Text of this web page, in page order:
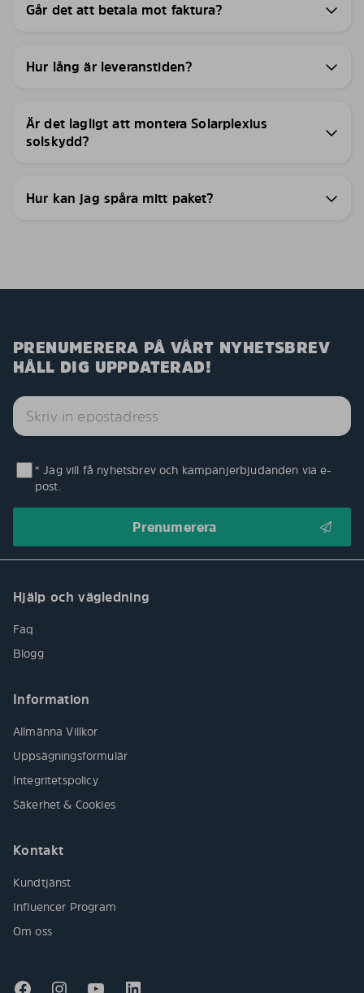
Går det att betala mot faktura?
Hur lång är leveranstiden?
Är det lagligt att montera Solarplexius
solskydd?
Hur kan jag spåra mitt paket?
PRENUMERERA PÅ VÅRT NYHETSBREV
HÅLL DIG UPPDATERAD!
* Jag vill få nyhetsbrev och kampanjerbjudanden via e-
post.
Hjälp och vägledning
Faq
Blogg
Information
Allmänna Villkor
Uppsägningsformulär
Integritetspolicy
Säkerhet & Cookies
Kontakt
Kundtjänst
Influencer Program
Om oss